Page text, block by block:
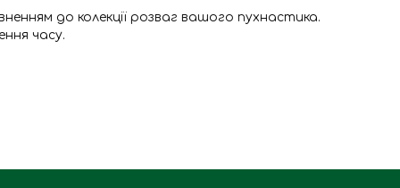
до колекції розваг вашого пухнастика.
часу.